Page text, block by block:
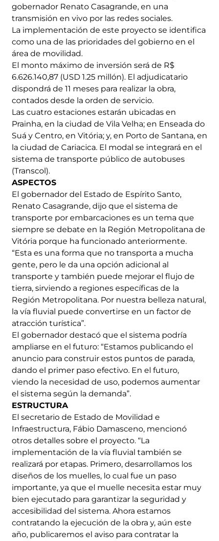
gobernador Renato Casagrande, en una
transmisión en vivo por las redes sociales.
La implementación de este proyecto se identifica
como una de las prioridades del gobierno en el
área de movilidad.
El monto máximo de inversión será de R$
6.626.140,87 (USD 1.25 millón). El adjudicatario
dispondrá de 11 meses para realizar la obra,
contados desde la orden de servicio.
Las cuatro estaciones estarán ubicadas en
Prainha, en la ciudad de Vila Velha; en Enseada do
Suá y Centro, en Vitória; y, en Porto de Santana, en
la ciudad de Cariacica. El modal se integrará en el
sistema de transporte público de autobuses
(Transcol).
ASPECTOS
El gobernador del Estado de Espírito Santo,
Renato Casagrande, dijo que el sistema de
transporte por embarcaciones es un tema que
siempre se debate en la Región Metropolitana de
Vitória porque ha funcionado anteriormente.
“Esta es una forma que no transporta a mucha
gente, pero le da una opción adicional al
transporte y también puede mejorar el flujo de
tierra, sirviendo a regiones específicas de la
Región Metropolitana. Por nuestra belleza natural,
la vía fluvial puede convertirse en un factor de
atracción turística”.
El gobernador destacó que el sistema podría
ampliarse en el futuro: “Estamos publicando el
anuncio para construir estos puntos de parada,
dando el primer paso efectivo. En el futuro,
viendo la necesidad de uso, podemos aumentar
el sistema según la demanda”.
ESTRUCTURA
El secretario de Estado de Movilidad e
Infraestructura, Fábio Damasceno, mencionó
otros detalles sobre el proyecto. “La
implementación de la vía fluvial también se
realizará por etapas. Primero, desarrollamos los
diseños de los muelles, lo cual fue un paso
importante, ya que el muelle necesita estar muy
bien ejecutado para garantizar la seguridad y
accesibilidad del sistema. Ahora estamos
contratando la ejecución de la obra y, aún este
año, publicaremos el aviso para contratar la